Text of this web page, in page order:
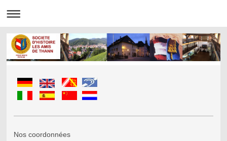
Nos coordonnées